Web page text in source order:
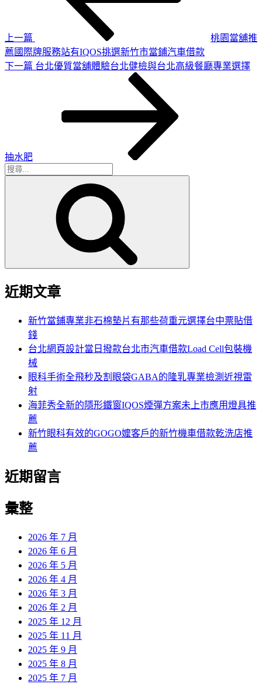
上一篇
桃園當舖推
薦國際牌服務站有IQOS挑選新竹市當鋪汽車借款
下
下一篇 台北優質當舖體驗台北健檢與台北高級餐廳專業選擇
抽水肥
搜
近期文章
新竹當鋪專業非石棉墊片有那些荷重元選擇台中票貼借
錢
台北網頁設計當日撥款台北市汽車借款Load Cell包裝機
械
眼科手術全飛秒及割眼袋GABA的隆乳專業檢測近視雷
射
海菲秀全新的隱形鐵窗IQOS煙彈方案未上市應用燈具推
薦
新竹眼科有效的GOGO嬤客戶的新竹機車借款乾洗店推
薦
近期留言
彙整
2026 年 7 月
2026 年 6 月
2026 年 5 月
2026 年 4 月
2026 年 3 月
2026 年 2 月
2025 年 12 月
2025 年 11 月
2025 年 9 月
2025 年 8 月
2025 年 7 月